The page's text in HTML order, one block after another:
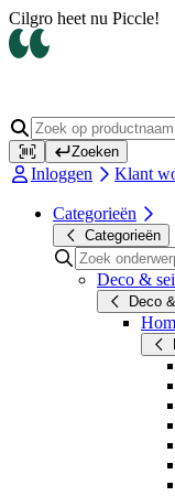
Op werkdagen voor
Zoeken
Inloggen Klant
Categorieën
Categorieën
Deco &
Deco